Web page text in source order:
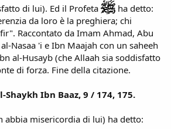
di lui). Ed il Profeta
ha detto:
da loro è la preghiera; chi
Raccontato da Imam Ahmad, Abu
Nasaa 'i e Ibn Maajah con un saheeh
al-Husayb (che Allaah sia soddisfatto
di forza. Fine della citazione.
Ibn Baaz, 9 / 174, 175.
abbia misericordia di lui) ha detto: